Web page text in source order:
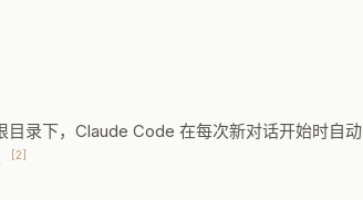
录下，Claude Code 在每次新对话开始时自动
[2]